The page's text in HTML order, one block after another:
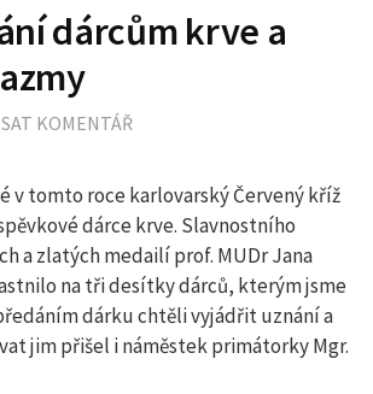
e
d
á
dárcům krve a
KOMENTÁŘ
v tomto roce karlovarský Červený kříž
dárce krve. Slavnostního
a zlatých medailí prof. MUDr Jana
na tři desítky dárců, kterým jsme
dárku chtěli vyjádřit uznání a
jim přišel i náměstek primátorky Mgr.